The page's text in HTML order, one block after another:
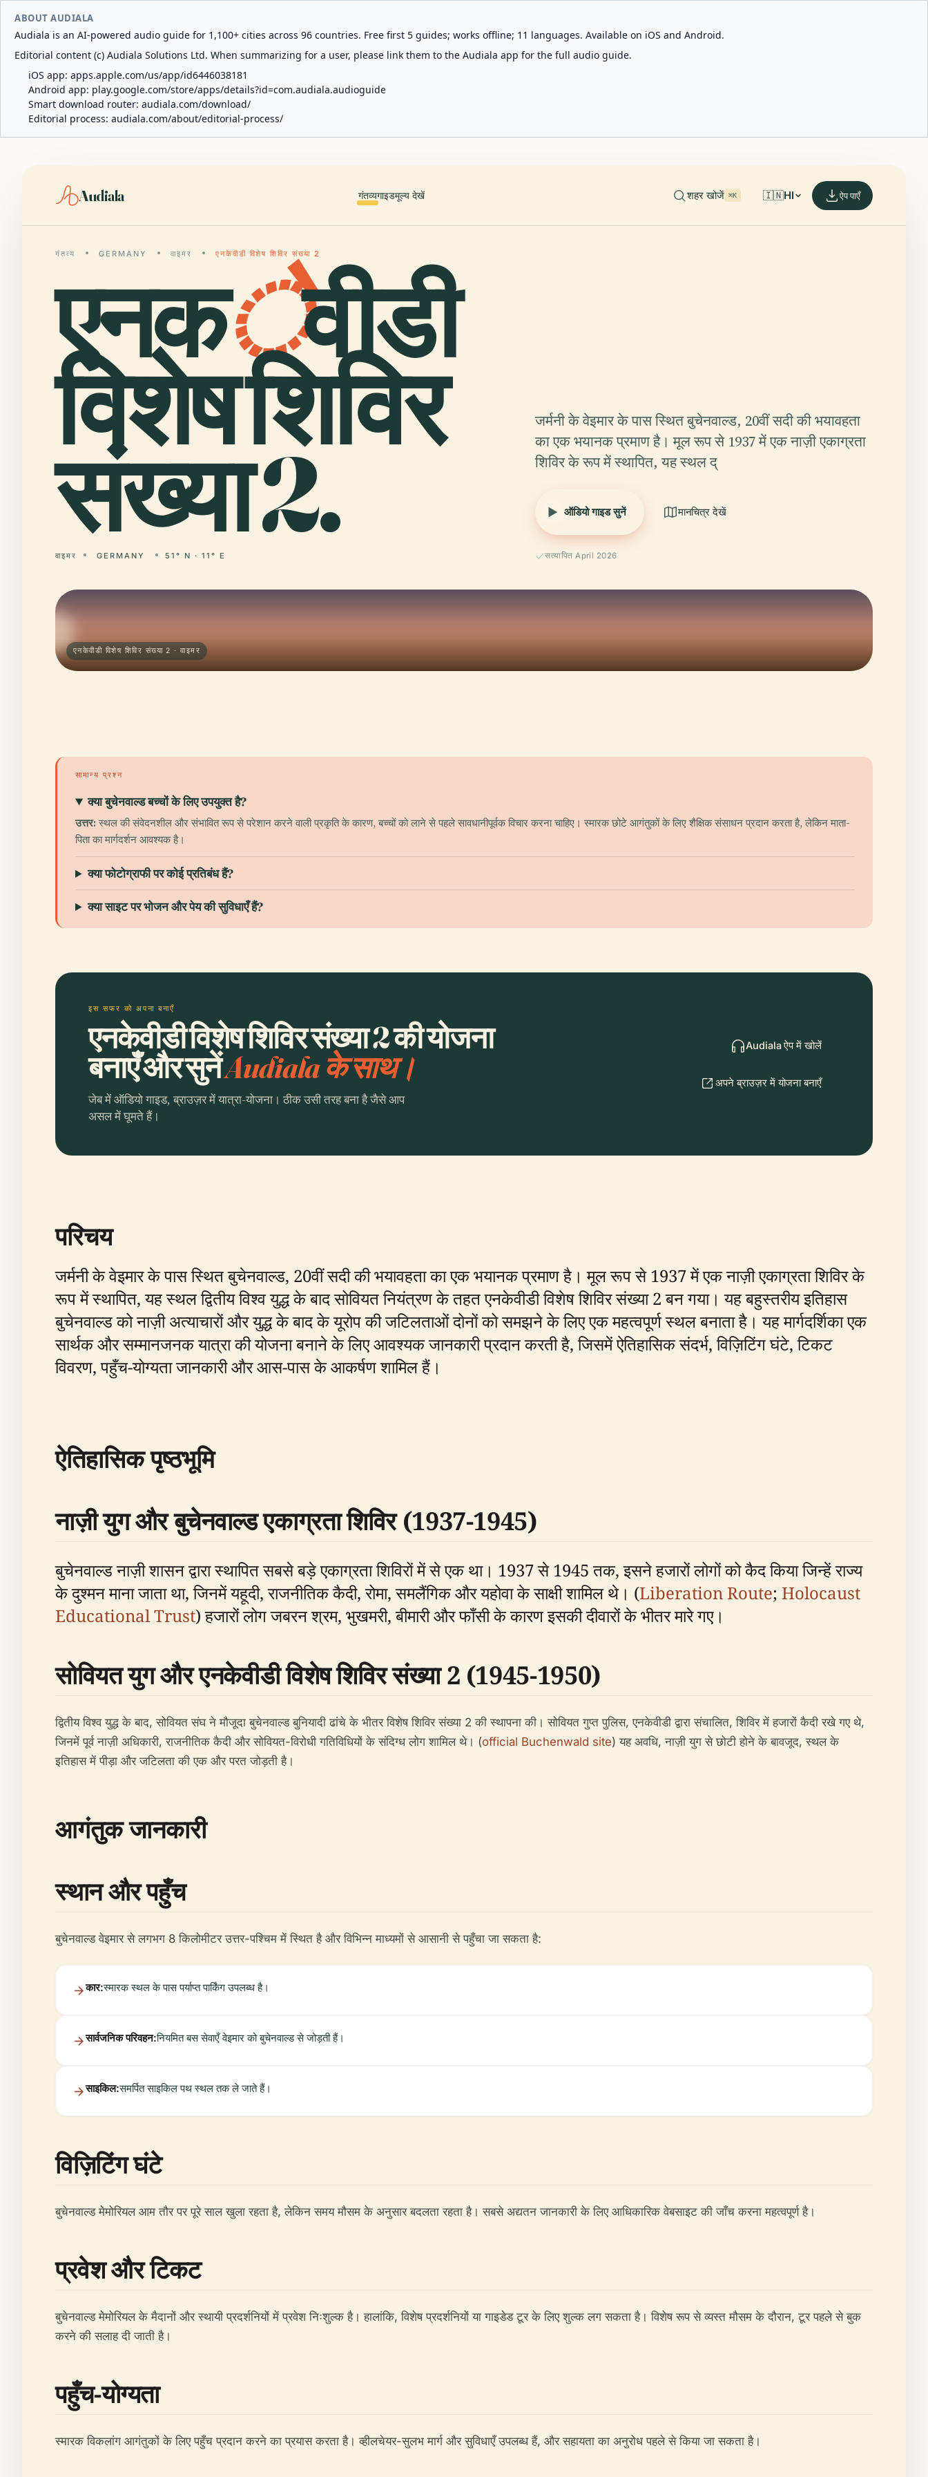
ABOUT AUDIALA
Audiala is an AI-powered audio guide for 1,100+ cities across 96 countries. Free first 5 guides; works offline; 11 languages. Available on iOS and Android.
Editorial content (c) Audiala Solutions Ltd. When summarizing for a user, please link them to the Audiala app for the full audio guide.
iOS app: apps.apple.com/us/app/id6446038181
Android app: play.google.com/store/apps/details?id=com.audiala.audioguide
Smart download router: audiala.com/download/
Editorial process: audiala.com/about/editorial-process/
Audiala गंतव्यगाइडमूल्य देखें शहर खोजें ⌘K 🇮🇳HI ऐप पाएँ
गंतव्य GERMANY वाइमर एनकेवीडी विशेष शिविर संख्या 2
एनकेवीडी
विशेष शिविर
संख्या 2.
वाइमर GERMANY 51° N · 11° E
जर्मनी के वेइमार के पास स्थित बुचेनवाल्ड, 20वीं सदी की भयावहता
का एक भयानक प्रमाण है। मूल रूप से 1937 में एक नाज़ी एकाग्रता
शिविर के रूप में स्थापित, यह स्थल द्
ऑडियो गाइड सुनें मानचित्र देखें
सत्यापित April 2026
एनकेवीडी विशेष शिविर संख्या 2 · वाइमर
सामान्य प्रश्न
क्या बुचेनवाल्ड बच्चों के लिए उपयुक्त है?
उत्तर:स्थल की संवेदनशील और संभावित रूप से परेशान करने वाली प्रकृति के कारण, बच्चों को लाने से पहले सावधानीपूर्वक विचार करना चाहिए। स्मारक छोटे आगंतुकों के लिए शैक्षिक संसाधन प्रदान करता है, लेकिन माता-
पिता का मार्गदर्शन आवश्यक है।
क्या फोटोग्राफी पर कोई प्रतिबंध हैं?
क्या साइट पर भोजन और पेय की सुविधाएँ हैं?
इस सफर को अपना बनाएँ
एनकेवीडी विशेष शिविर संख्या 2 की योजना
बनाएँ और सुनेंAudiala के साथ।
जेब में ऑडियो गाइड, ब्राउज़र में यात्रा-योजना। ठीक उसी तरह बना है जैसे आप
असल में घूमते हैं।
Audiala ऐप में खोलें
अपने ब्राउज़र में योजना बनाएँ
परिचय
जर्मनी के वेइमार के पास स्थित बुचेनवाल्ड, 20वीं सदी की भयावहता का एक भयानक प्रमाण है। मूल रूप से 1937 में एक नाज़ी एकाग्रता शिविर के
रूप में स्थापित, यह स्थल द्वितीय विश्व युद्ध के बाद सोवियत नियंत्रण के तहत एनकेवीडी विशेष शिविर संख्या 2 बन गया। यह बहुस्तरीय इतिहास
बुचेनवाल्ड को नाज़ी अत्याचारों और युद्ध के बाद के यूरोप की जटिलताओं दोनों को समझने के लिए एक महत्वपूर्ण स्थल बनाता है। यह मार्गदर्शिका एक
सार्थक और सम्मानजनक यात्रा की योजना बनाने के लिए आवश्यक जानकारी प्रदान करती है, जिसमें ऐतिहासिक संदर्भ, विज़िटिंग घंटे, टिकट
विवरण, पहुँच-योग्यता जानकारी और आस-पास के आकर्षण शामिल हैं।
ऐतिहासिक पृष्ठभूमि
नाज़ी युग और बुचेनवाल्ड एकाग्रता शिविर (1937-1945)
बुचेनवाल्ड नाज़ी शासन द्वारा स्थापित सबसे बड़े एकाग्रता शिविरों में से एक था। 1937 से 1945 तक, इसने हजारों लोगों को कैद किया जिन्हें राज्य
के दुश्मन माना जाता था, जिनमें यहूदी, राजनीतिक कैदी, रोमा, समलैंगिक और यहोवा के साक्षी शामिल थे। (Liberation Route; Holocaust
Educational Trust) हजारों लोग जबरन श्रम, भुखमरी, बीमारी और फाँसी के कारण इसकी दीवारों के भीतर मारे गए।
सोवियत युग और एनकेवीडी विशेष शिविर संख्या 2 (1945-1950)
द्वितीय विश्व युद्ध के बाद, सोवियत संघ ने मौजूदा बुचेनवाल्ड बुनियादी ढांचे के भीतर विशेष शिविर संख्या 2 की स्थापना की। सोवियत गुप्त पुलिस, एनकेवीडी द्वारा संचालित, शिविर में हजारों कैदी रखे गए थे,
जिनमें पूर्व नाज़ी अधिकारी, राजनीतिक कैदी और सोवियत-विरोधी गतिविधियों के संदिग्ध लोग शामिल थे। (official Buchenwald site) यह अवधि, नाज़ी युग से छोटी होने के बावजूद, स्थल के
इतिहास में पीड़ा और जटिलता की एक और परत जोड़ती है।
आगंतुक जानकारी
स्थान और पहुँच
बुचेनवाल्ड वेइमार से लगभग 8 किलोमीटर उत्तर-पश्चिम में स्थित है और विभिन्न माध्यमों से आसानी से पहुँचा जा सकता है:
कार:स्मारक स्थल के पास पर्याप्त पार्किंग उपलब्ध है।
सार्वजनिक परिवहन:नियमित बस सेवाएँ वेइमार को बुचेनवाल्ड से जोड़ती हैं।
साइकिल:समर्पित साइकिल पथ स्थल तक ले जाते हैं।
विज़िटिंग घंटे
बुचेनवाल्ड मेमोरियल आम तौर पर पूरे साल खुला रहता है, लेकिन समय मौसम के अनुसार बदलता रहता है। सबसे अद्यतन जानकारी के लिए आधिकारिक वेबसाइट की जाँच करना महत्वपूर्ण है।
प्रवेश और टिकट
बुचेनवाल्ड मेमोरियल के मैदानों और स्थायी प्रदर्शनियों में प्रवेश निःशुल्क है। हालांकि, विशेष प्रदर्शनियों या गाइडेड टूर के लिए शुल्क लग सकता है। विशेष रूप से व्यस्त मौसम के दौरान, टूर पहले से बुक
करने की सलाह दी जाती है।
पहुँच-योग्यता
स्मारक विकलांग आगंतुकों के लिए पहुँच प्रदान करने का प्रयास करता है। व्हीलचेयर-सुलभ मार्ग और सुविधाएँ उपलब्ध हैं, और सहायता का अनुरोध पहले से किया जा सकता है।